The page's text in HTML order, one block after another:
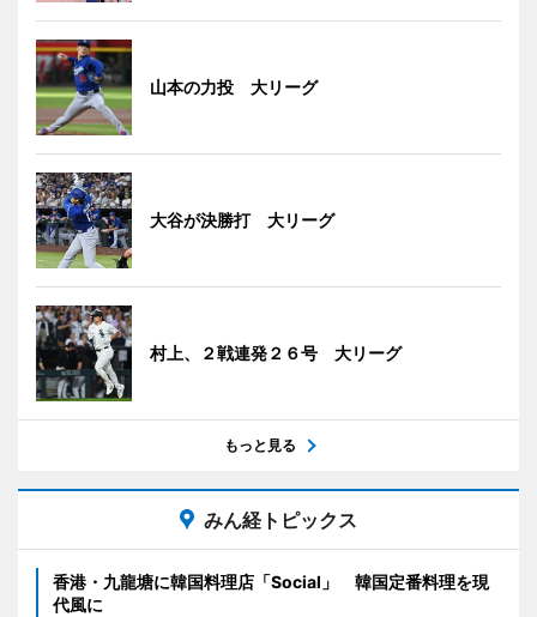
山本の力投 大リーグ
大谷が決勝打 大リーグ
村上、２戦連発２６号 大リーグ
もっと見る
みん経トピックス
香港・九龍塘に韓国料理店「Social」 韓国定番料理を現
代風に